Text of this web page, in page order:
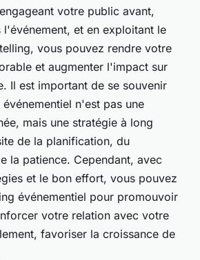
votre public avant,
l'événement, et en exploitant le
vous pouvez rendre votre
et augmenter l'impact sur
Il est important de se souvenir
n'est pas une
mais une stratégie à long
de la planification, du
la patience. Cependant, avec
et le bon effort, vous pouvez
événementiel pour promouvoir
votre relation avec votre
favoriser la croissance de